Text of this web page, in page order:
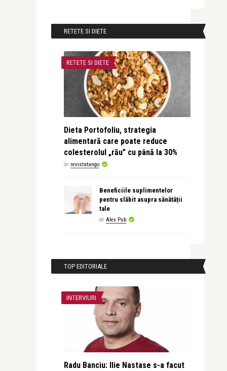
RETETE SI DIETE
RETETE SI DIETE
Dieta Portofoliu, strategia
alimentară care poate reduce
colesterolul „rău” cu până la 30%
de revistatango
Beneficiile suplimentelor
pentru slăbit asupra sănătății
tale
de Alex Pub
TOP EDITORIALE
INTERVIURI
Radu Banciu: Ilie Nastase s-a facut